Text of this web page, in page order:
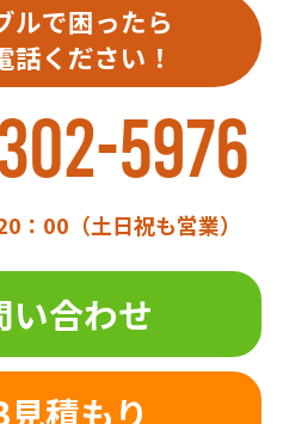
ルで困ったら
話ください！
5976
：00（土日祝も営業）
い合わせ
積もり